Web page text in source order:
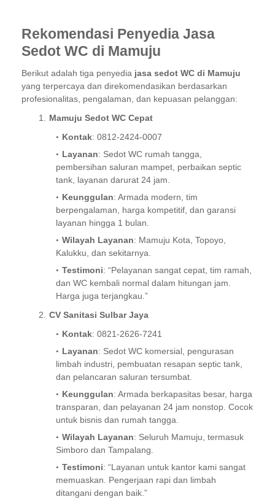
Rekomendasi Penyedia Jasa
Sedot WC di Mamuju
Berikut adalah tiga penyedia jasa sedot WC di Mamuju
yang terpercaya dan direkomendasikan berdasarkan
profesionalitas, pengalaman, dan kepuasan pelanggan:
Mamuju Sedot WC Cepat
Kontak: 0812-2424-0007
Layanan: Sedot WC rumah tangga,
pembersihan saluran mampet, perbaikan septic
tank, layanan darurat 24 jam.
Keunggulan: Armada modern, tim
berpengalaman, harga kompetitif, dan garansi
layanan hingga 1 bulan.
Wilayah Layanan: Mamuju Kota, Topoyo,
Kalukku, dan sekitarnya.
Testimoni: “Pelayanan sangat cepat, tim ramah,
dan WC kembali normal dalam hitungan jam.
Harga juga terjangkau.”
CV Sanitasi Sulbar Jaya
Kontak: 0821-2626-7241
Layanan: Sedot WC komersial, pengurasan
limbah industri, pembuatan resapan septic tank,
dan pelancaran saluran tersumbat.
Keunggulan: Armada berkapasitas besar, harga
transparan, dan pelayanan 24 jam nonstop. Cocok
untuk bisnis dan rumah tangga.
Wilayah Layanan: Seluruh Mamuju, termasuk
Simboro dan Tampalang.
Testimoni: “Layanan untuk kantor kami sangat
memuaskan. Pengerjaan rapi dan limbah
ditangani dengan baik.”